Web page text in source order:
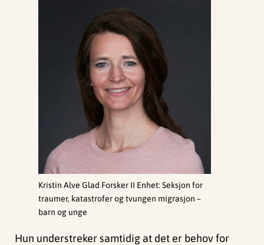
Kristin Alve Glad Forsker II Enhet: Seksjon for
traumer, katastrofer og tvungen migrasjon –
barn og unge
Hun understreker samtidig at det er behovfor